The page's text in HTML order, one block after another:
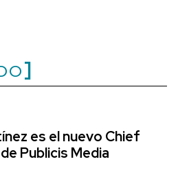
es el nuevo Chief
Publicis Media